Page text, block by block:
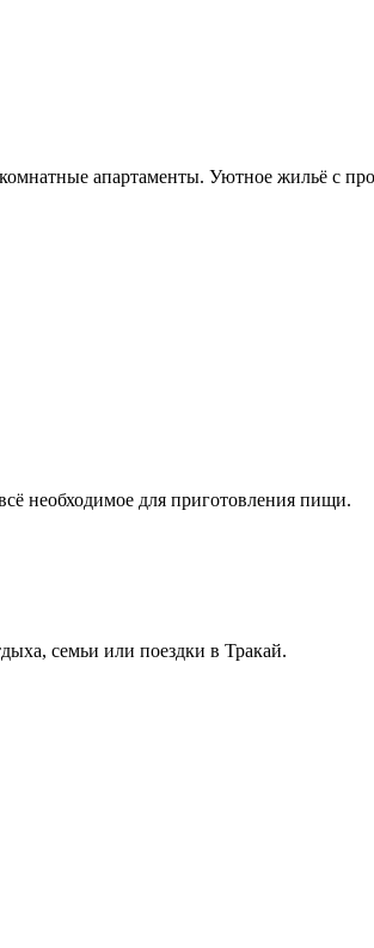
апартаменты. Уютное жильё с
необходимое для приготовления пищи.
семьи или поездки в Тракай.